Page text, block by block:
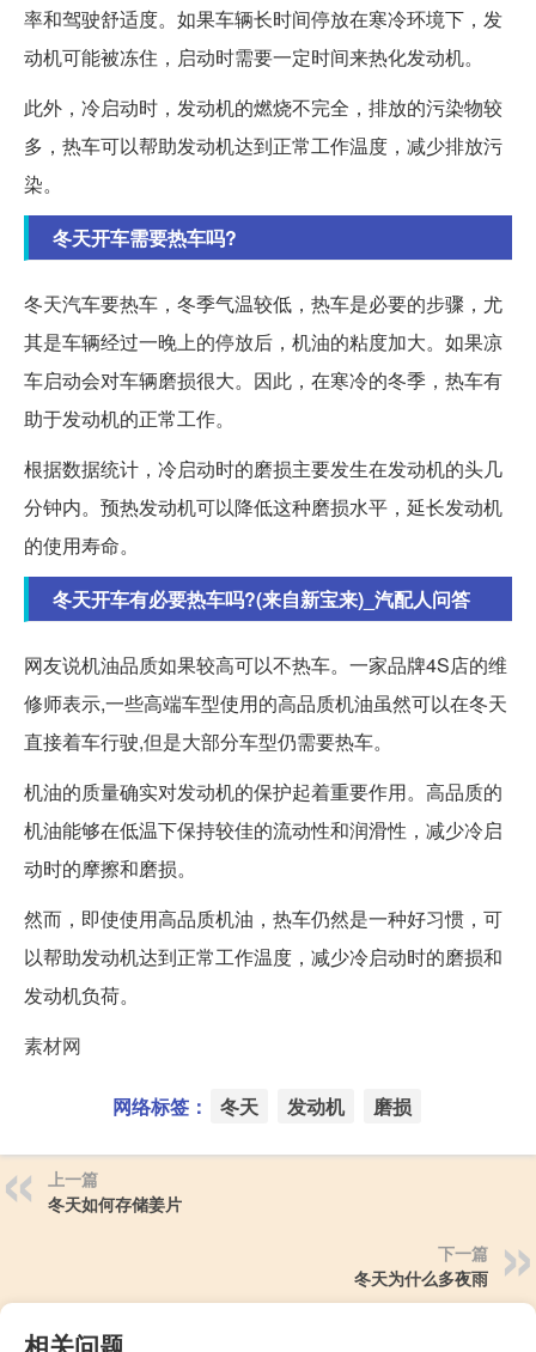
率和驾驶舒适度。如果车辆长时间停放在寒冷环境下，发
动机可能被冻住，启动时需要一定时间来热化发动机。
此外，冷启动时，发动机的燃烧不完全，排放的污染物较
多，热车可以帮助发动机达到正常工作温度，减少排放污
染。
冬天开车需要热车吗?
冬天汽车要热车，冬季气温较低，热车是必要的步骤，尤
其是车辆经过一晚上的停放后，机油的粘度加大。如果凉
车启动会对车辆磨损很大。因此，在寒冷的冬季，热车有
助于发动机的正常工作。
根据数据统计，冷启动时的磨损主要发生在发动机的头几
分钟内。预热发动机可以降低这种磨损水平，延长发动机
的使用寿命。
冬天开车有必要热车吗?(来自新宝来)_汽配人问答
网友说机油品质如果较高可以不热车。一家品牌4S店的维
修师表示,一些高端车型使用的高品质机油虽然可以在冬天
直接着车行驶,但是大部分车型仍需要热车。
机油的质量确实对发动机的保护起着重要作用。高品质的
机油能够在低温下保持较佳的流动性和润滑性，减少冷启
动时的摩擦和磨损。
然而，即使使用高品质机油，热车仍然是一种好习惯，可
以帮助发动机达到正常工作温度，减少冷启动时的磨损和
发动机负荷。
素材网
网络标签： 冬天 发动机 磨损
上一篇
冬天如何存储姜片
下一篇
冬天为什么多夜雨